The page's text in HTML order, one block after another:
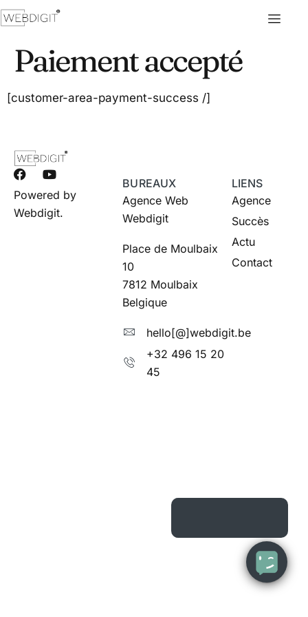
Paiement accepté
[customer-area-payment-success /]
Powered by
Webdigit.
BUREAUX
Agence Web
Webdigit
Place de Moulbaix
10
7812 Moulbaix
Belgique
hello[@]webdigit.be
+32 496 15 20
45
LIENS
Agence
Succès
Actu
Contact